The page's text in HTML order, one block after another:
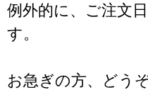
例外的に、ご注文
す。
お急ぎの方、どう